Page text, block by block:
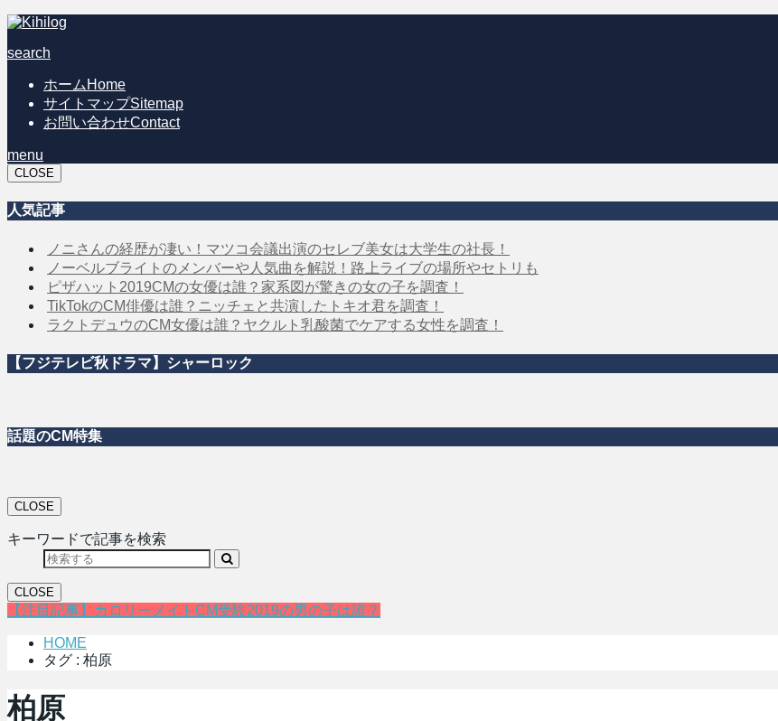
search
ホーム Home
サイトマップSitemap
お問い合わせContact
menu
CLOSE
人気記事
ノニさんの経歴が凄い！マツコ会議出演のセレブ美女は大学生の社長！
ノーベルブライトのメンバーや人気曲を解説！路上ライブの場所やセトリも
ピザハット2019CMの女優は誰？家系図が驚きの女の子を調査！
TikTokのCM俳優は誰？ニッチェと共演したトキオ君を調査！
ラクトデュウのCM女優は誰？ヤクルト乳酸菌でケアする女性を調査！
【フジテレビ秋ドラマ】シャーロック
話題のCM特集
CLOSE
キーワードで記事を検索
CLOSE
【注目記事】カロリーメイトCM受験2019の男の子は誰？
HOME
タグ : 柏原
柏原